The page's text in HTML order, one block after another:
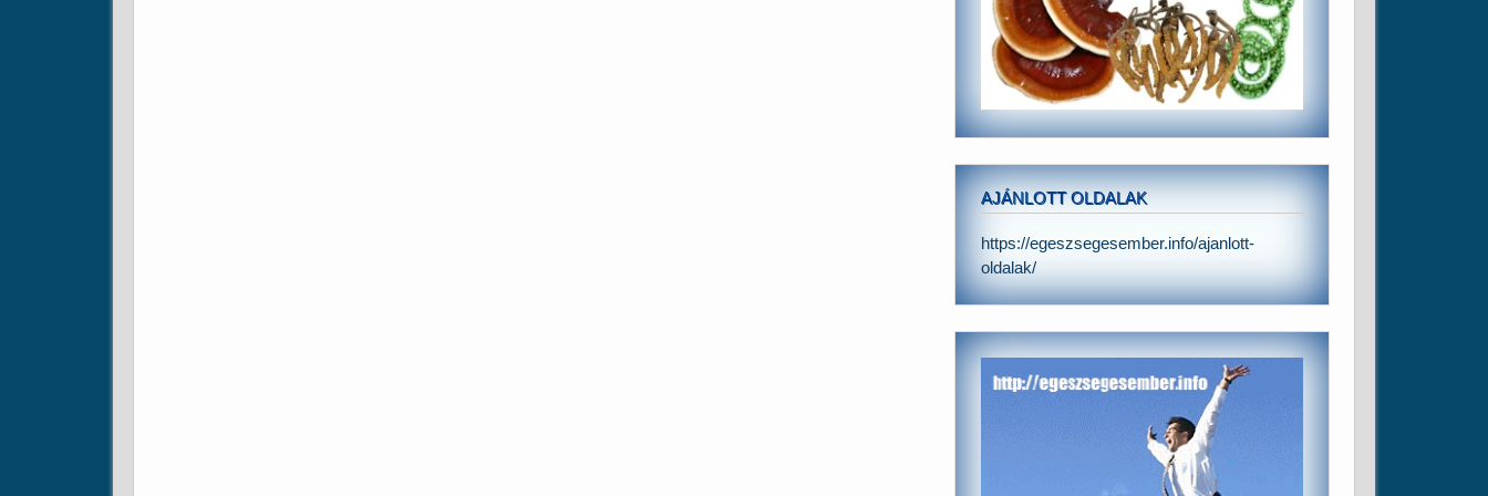
AJÁNLOTT OLDALAK
https://egeszsegesember.info/ajanlott-
oldalak/